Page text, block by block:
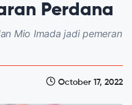
Perdana
Mio Imada jadi pemeran
October 17, 2022